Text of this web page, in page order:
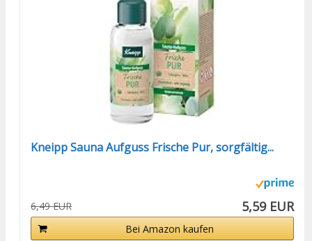
Kneipp Sauna Aufguss Frische Pur, sorgfältig...
6,49 EUR 5,59 EUR
Bei Amazon kaufen